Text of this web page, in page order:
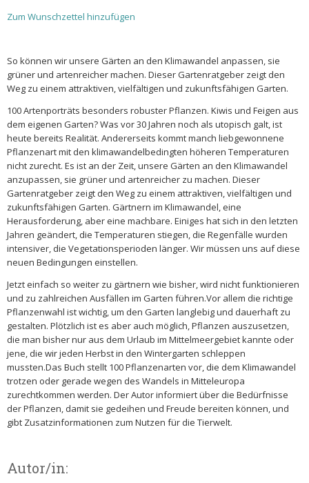
Zum Wunschzettel hinzufügen
So können wir unsere Gärten an den Klimawandel anpassen, sie
grüner und artenreicher machen. Dieser Gartenratgeber zeigt den
Weg zu einem attraktiven, vielfältigen und zukunftsfähigen Garten.
100 Artenporträts besonders robuster Pflanzen. Kiwis und Feigen aus
dem eigenen Garten? Was vor 30 Jahren noch als utopisch galt, ist
heute bereits Realität. Andererseits kommt manch liebgewonnene
Pflanzenart mit den klimawandelbedingten höheren Temperaturen
nicht zurecht. Es ist an der Zeit, unsere Gärten an den Klimawandel
anzupassen, sie grüner und artenreicher zu machen. Dieser
Gartenratgeber zeigt den Weg zu einem attraktiven, vielfältigen und
zukunftsfähigen Garten. Gärtnern im Klimawandel, eine
Herausforderung, aber eine machbare. Einiges hat sich in den letzten
Jahren geändert, die Temperaturen stiegen, die Regenfälle wurden
intensiver, die Vegetationsperioden länger. Wir müssen uns auf diese
neuen Bedingungen einstellen.
Jetzt einfach so weiter zu gärtnern wie bisher, wird nicht funktionieren
und zu zahlreichen Ausfällen im Garten führen.Vor allem die richtige
Pflanzenwahl ist wichtig, um den Garten langlebig und dauerhaft zu
gestalten. Plötzlich ist es aber auch möglich, Pflanzen auszusetzen,
die man bisher nur aus dem Urlaub im Mittelmeergebiet kannte oder
jene, die wir jeden Herbst in den Wintergarten schleppen
mussten.Das Buch stellt 100 Pflanzenarten vor, die dem Klimawandel
trotzen oder gerade wegen des Wandels in Mitteleuropa
zurechtkommen werden. Der Autor informiert über die Bedürfnisse
der Pflanzen, damit sie gedeihen und Freude bereiten können, und
gibt Zusatzinformationen zum Nutzen für die Tierwelt.
Autor/in: